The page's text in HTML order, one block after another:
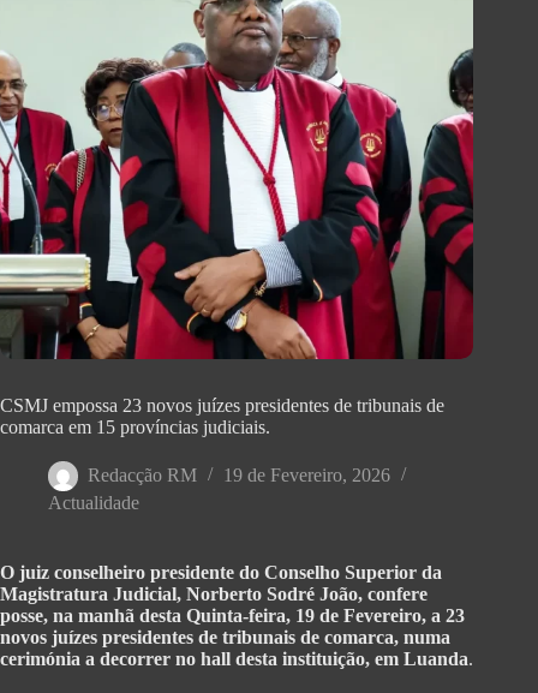
CSMJ empossa 23 novos juízes presidentes de tribunais de
comarca em 15 províncias judiciais.
Redacção RM
19 de Fevereiro, 2026
Actualidade
O juiz conselheiro presidente do Conselho Superior da
Magistratura Judicial, Norberto Sodré João, confere
posse, na manhã desta Quinta-feira, 19 de Fevereiro, a 23
novos juízes presidentes de tribunais de comarca, numa
cerimónia a decorrer no hall desta instituição, em Luanda.